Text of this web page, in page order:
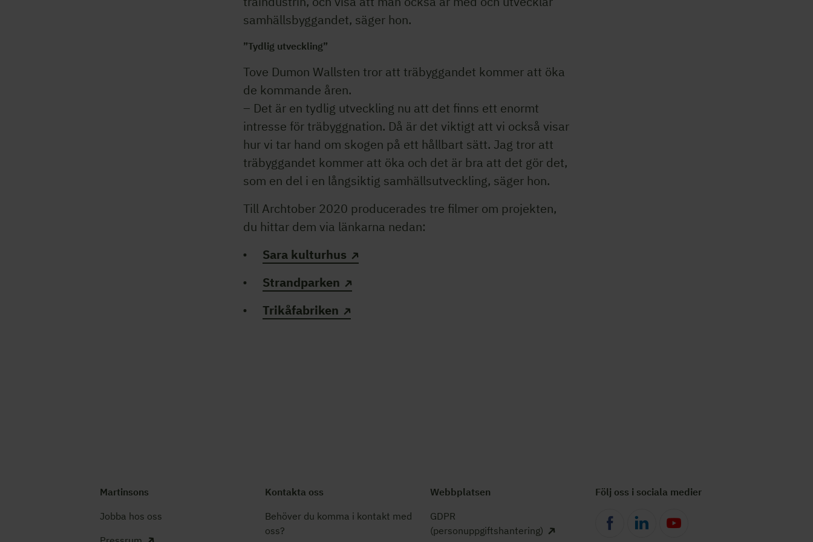
samhällsbyggandet, säger hon.
”Tydlig utveckling”
Tove Dumon Wallsten tror att träbyggandet kommer att öka
de kommande åren.
– Det är en tydlig utveckling nu att det finns ett enormt
intresse för träbyggnation. Då är det viktigt att vi också visar
hur vi tar hand om skogen på ett hållbart sätt. Jag tror att
träbyggandet kommer att öka och det är bra att det gör det,
som en del i en långsiktig samhällsutveckling, säger hon.
Till Archtober 2020 producerades tre filmer om projekten,
du hittar dem via länkarna nedan:
Sara kulturhus
Strandparken
Trikåfabriken
Martinsons
Jobba hos oss
Kontakta oss
Behöver du komma i kontakt med
oss?
Webbplatsen
GDPR
(personuppgiftshantering)
Följ oss i sociala medier